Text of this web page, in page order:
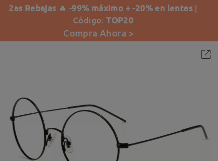
2as Rebajas 🔥 -99% máximo + -20% en lentes |
Código:TOP20
Compra Ahora >